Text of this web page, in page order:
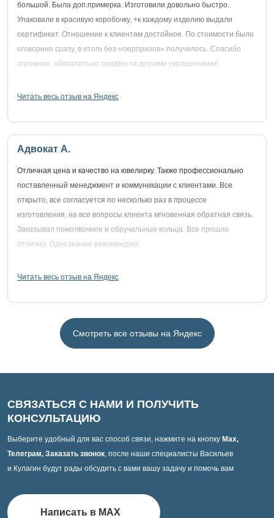
большой. Была доп.примерка. Изготовили довольно быстро.
Упаковали в красивую коробочку, +к каждому изделию выдали
сертификат. Отношение к клиентам достойное. По стоимости было
оговорено сразу, в итоге без «сюрпризов» получилось. Спасибо
огромное, обязательно придём за другими украшениями!
Читать весь отзыв на Яндекс
Адвокат А.
Отличная цена и качество на ювелирку. Также профессионально
поставленный менеджмент и коммуникации с клиентами. Все
открыто, все согласуется по несколько раз в процессе
изготовления, на все вопросы клиента мгновенная обратная связь.
Заказывал помолвочное и обручальные кольца. Все прошло
отлично. Однозначно рекомендую!
Читать весь отзыв на Яндекс
Смотреть все отзывы на Яндекс
СВЯЗАТЬСЯ С НАМИ И ПОЛУЧИТЬ
КОНСУЛЬТАЦИЮ
Выберите удобный для вас способ связи, нажмите на кнопку Max,
Телеграм, Заказать звонок, после наши специалисты Васильев
и Кулагин будут рады обсудить с вами вашу задачу и помочь вам
Написать в MAX